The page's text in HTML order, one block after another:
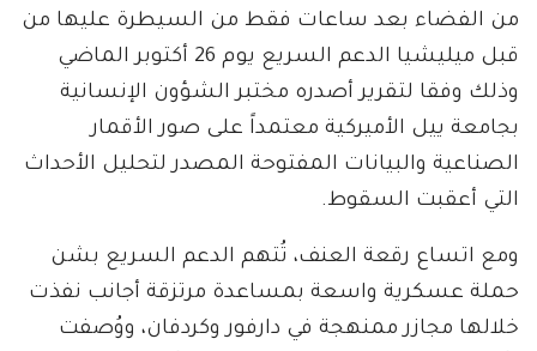
من الفضاء بعد ساعات فقط من السيطرة عليها من
قبل ميليشيا الدعم السريع يوم 26 أكتوبر الماضي
وذلك وفقا لتقرير أصدره مختبر الشؤون الإنسانية
بجامعة ييل الأميركية معتمداً على صور الأقمار
الصناعية والبيانات المفتوحة المصدر لتحليل الأحداث
التي أعقبت السقوط.
ومع اتساع رقعة العنف، تُتهم الدعم السريع بشن
حملة عسكرية واسعة بمساعدة مرتزقة أجانب نفذت
خلالها مجازر ممنهجة في دارفور وكردفان، ووُصفت